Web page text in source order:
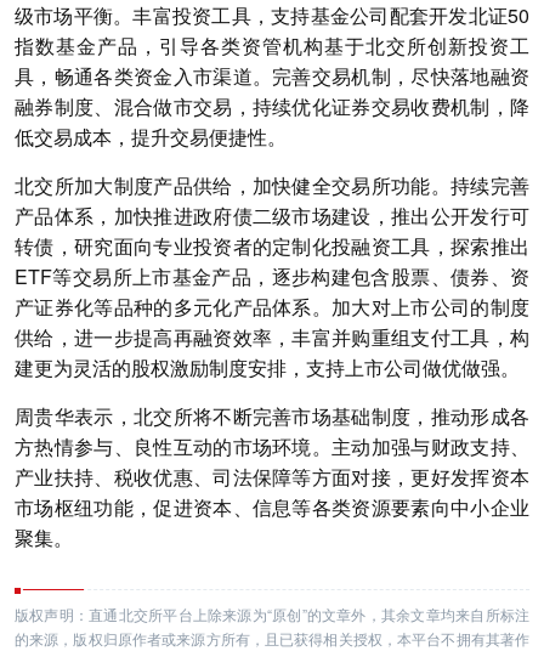
级市场平衡。丰富投资工具，支持基金公司配套开发北证50
指数基金产品，引导各类资管机构基于北交所创新投资工
具，畅通各类资金入市渠道。完善交易机制，尽快落地融资
融券制度、混合做市交易，持续优化证券交易收费机制，降
低交易成本，提升交易便捷性。
北交所加大制度产品供给，加快健全交易所功能。持续完善
产品体系，加快推进政府债二级市场建设，推出公开发行可
转债，研究面向专业投资者的定制化投融资工具，探索推出
ETF等交易所上市基金产品，逐步构建包含股票、债券、资
产证券化等品种的多元化产品体系。加大对上市公司的制度
供给，进一步提高再融资效率，丰富并购重组支付工具，构
建更为灵活的股权激励制度安排，支持上市公司做优做强。
周贵华表示，北交所将不断完善市场基础制度，推动形成各
方热情参与、良性互动的市场环境。主动加强与财政支持、
产业扶持、税收优惠、司法保障等方面对接，更好发挥资本
市场枢纽功能，促进资本、信息等各类资源要素向中小企业
聚集。
版权声明：直通北交所平台上除来源为“原创”的文章外，其余文章均来自所标注
的来源，版权归原作者或来源方所有，且已获得相关授权，本平台不拥有其著作